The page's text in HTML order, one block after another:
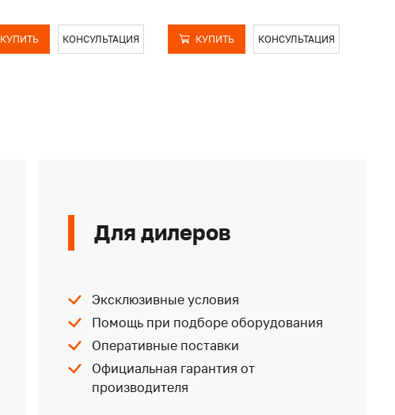
КУПИТЬ КОНСУЛЬТАЦИЯ КУПИТЬ КОНСУЛЬТАЦИЯ
Для дилеров
Эксклюзивные условия
Помощь при подборе оборудования
Оперативные поставки
Официальная гарантия от
производителя